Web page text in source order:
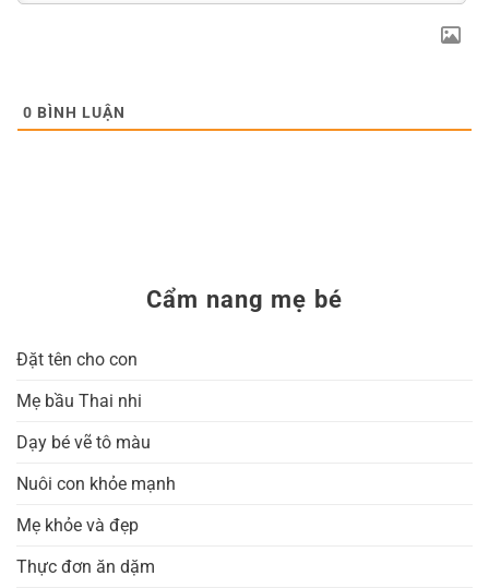
0 BÌNH LUẬN
Cẩm nang mẹ bé
Đặt tên cho con
Mẹ bầu Thai nhi
Dạy bé vẽ tô màu
Nuôi con khỏe mạnh
Mẹ khỏe và đẹp
Thực đơn ăn dặm